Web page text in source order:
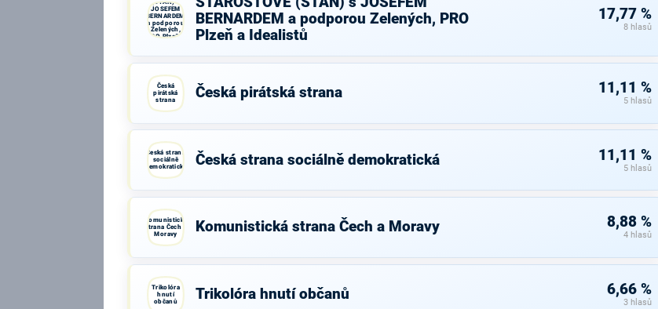
(STAN) s
JOSEFEM
BERNARDEM
a podporou
Zelených,
PRO Plzeň a
BERNARDEM a podporou Zelených, PRO
Plzeň a Idealistů
17,77 %
8 hlasů
Česká
pirátská
strana
Česká pirátská strana 11,11 %
5 hlasů
Česká strana
sociálně
demokratická
Česká strana sociálně demokratická 11,11 %
5 hlasů
Komunistická
strana Čech a
Moravy
Komunistická strana Čech a Moravy 8,88 %
4 hlasů
Trikolóra
hnutí
občanů
Trikolóra hnutí občanů 6,66 %
3 hlasů